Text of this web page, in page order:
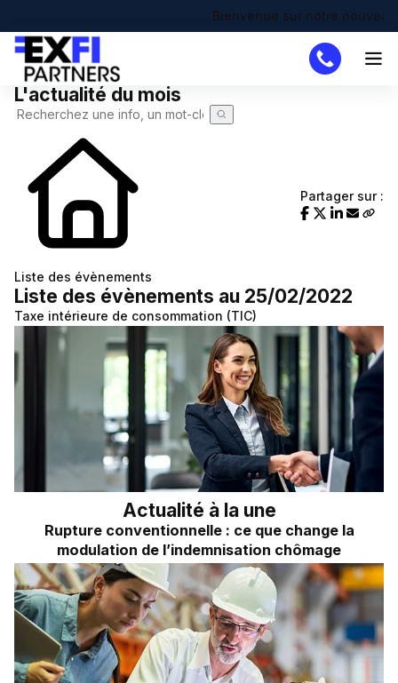
Bienvenue sur notre nouveau site
Cabinet
Missions
DAF
Créateur
Simulateurs
Recherche de code APE
Chômage partiel
Frais kilométriques
Revenu du dirigeant
TNS
Impôts sur les sociétés
Dividendes
Actualité à la une
Calendrier fiscal
Infographie RSE du mois
Transformation digitale
Quizz RH&VOUS ?
Bien-être en entreprise
Place à l'Expert
Sondage du mois
Demande de devis
L'actualité du mois
Liste des évènements
Partager sur :
Liste des évènements au 25/02/2022
Taxe intérieure de consommation (TIC)
Actualité à la une
Rupture conventionnelle : ce que change la
modulation de l’indemnisation chômage